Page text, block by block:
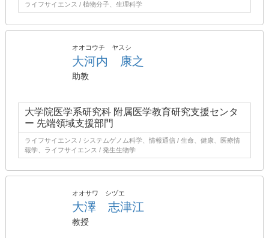
ライフサイエンス / 植物分子、生理科学
オオコウチ ヤスシ
大河内 康之
助教
大学院医学系研究科 附属医学教育研究支援センタ
ー 先端領域支援部門
ライフサイエンス / システムゲノム科学、情報通信 / 生命、健康、医療情
報学、ライフサイエンス / 発生生物学
オオサワ シヅエ
大澤 志津江
教授